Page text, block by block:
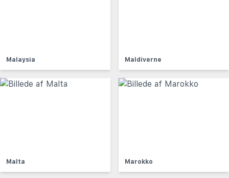
Malaysia Maldiverne
Malta Marokko